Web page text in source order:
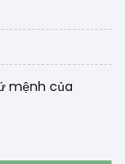
mệnh của